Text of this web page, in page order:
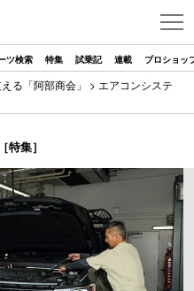
ツ検索 特集 試乗記 連載 プロショッ
る「阿部商会」
> エアコンシステ
［特集］